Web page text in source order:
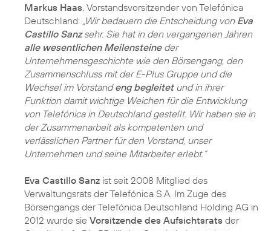
Markus Haas, Vorstandsvorsitzender von Telefónica
Deutschland: „Wir bedauern die Entscheidung von Eva
Castillo Sanzsehr. Sie hat in den vergangenen Jahren
alle wesentlichen Meilensteineder
Unternehmensgeschichte wie den Börsengang, den
Zusammenschluss mit der E-Plus Gruppe und die
Wechsel im Vorstandeng begleitetund in ihrer
Funktion damit wichtige Weichen für die Entwicklung
von Telefónica in Deutschland gestellt. Wir haben sie in
der Zusammenarbeit als kompetenten und
verlässlichen Partner für den Vorstand, unser
Unternehmen und seine Mitarbeiter erlebt.“
Eva Castillo Sanz ist seit 2008 Mitglied des
Verwaltungsrats der Telefónica S.A. Im Zuge des
Börsengangs der Telefónica Deutschland Holding AG in
2012 wurde sie Vorsitzende des Aufsichtsrats der